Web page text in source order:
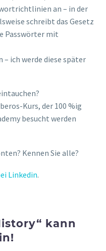
an – in der
schreibt das Gesetz
Passwörter mit
ich werde diese später
Kurs, der 100 %ig
besucht werden
Kennen Sie alle?
Linkedin.
kann